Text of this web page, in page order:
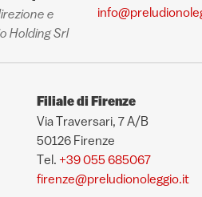
e
Holding Srl
Filiale di Firenze
Via Traversari, 7 A/B
50126 Firenze
Tel. +39 055 685067
firenze@preludionoleggio.it